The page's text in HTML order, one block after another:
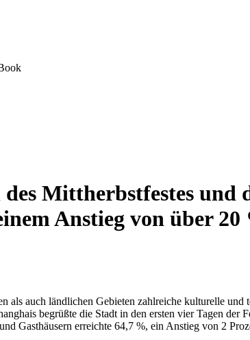
Mittherbstfestes
Anstieg von über
als auch ländlichen Gebieten zahlreiche kulturelle
begrüßte die Stadt in den ersten vier Tagen
Gasthäusern erreichte 64,7 %, ein Anstieg von 2